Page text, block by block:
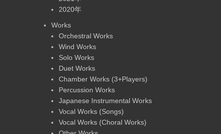
2020年
Works
Orchestral Works
Wind Works
Solo Works
Duet Works
Chamber Works (3+Players)
Percussion Works
Japanese Instrumental Works
Vocal Works (Songs)
Vocal Works (Choral Works)